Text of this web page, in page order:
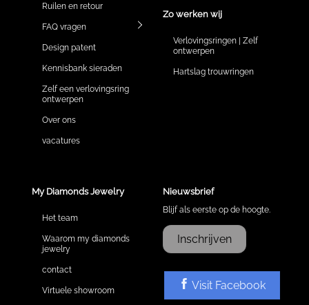
Ruilen en retour
FAQ vragen
Design patent
Kennisbank sieraden
Zelf een verlovingsring
ontwerpen
Over ons
vacatures
Zo werken wij
Verlovingsringen | Zelf
ontwerpen
Hartslag trouwringen
My Diamonds Jewelry
Het team
Waarom my diamonds
jewelry
contact
Virtuele showroom
Nieuwsbrief
Blijf als eerste op de hoogte.
Inschrijven
Visit Facebook